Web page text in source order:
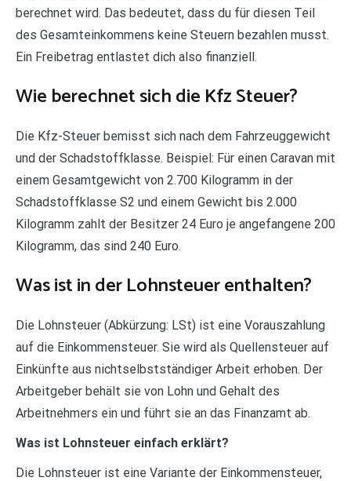
berechnet wird. Das bedeutet, dass du für diesen Teil
des Gesamteinkommens keine Steuern bezahlen musst.
Ein Freibetrag entlastet dich also finanziell.
Wie berechnet sich die Kfz Steuer?
Die Kfz-Steuer bemisst sich nach dem Fahrzeuggewicht
und der Schadstoffklasse. Beispiel: Für einen Caravan mit
einem Gesamtgewicht von 2.700 Kilogramm in der
Schadstoffklasse S2 und einem Gewicht bis 2.000
Kilogramm zahlt der Besitzer 24 Euro je angefangene 200
Kilogramm, das sind 240 Euro.
Was ist in der Lohnsteuer enthalten?
Die Lohnsteuer (Abkürzung: LSt) ist eine Vorauszahlung
auf die Einkommensteuer. Sie wird als Quellensteuer auf
Einkünfte aus nichtselbstständiger Arbeit erhoben. Der
Arbeitgeber behält sie von Lohn und Gehalt des
Arbeitnehmers ein und führt sie an das Finanzamt ab.
Was ist Lohnsteuer einfach erklärt?
Die Lohnsteuer ist eine Variante der Einkommensteuer,